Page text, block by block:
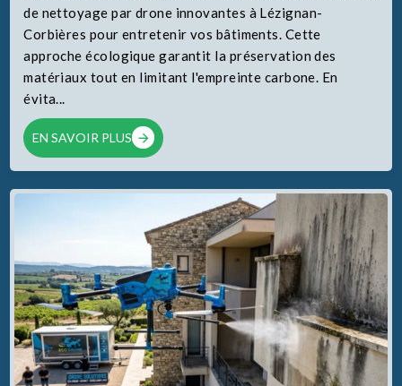
de nettoyage par drone innovantes à Lézignan-
Corbières pour entretenir vos bâtiments. Cette
approche écologique garantit la préservation des
matériaux tout en limitant l'empreinte carbone. En
évita...
EN SAVOIR PLUS